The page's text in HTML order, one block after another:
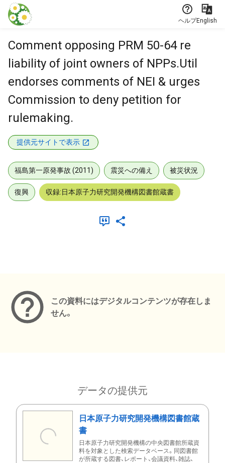
本文に飛ぶ
ヘルプEnglish
Comment opposing PRM 50-64 re
liability of joint owners of NPPs.Util
endorses comments of NEI & urges
Commission to deny petition for
rulemaking.
提供元サイトで表示
福島第一原発事故 (2011) 震災への備え 被災状況
復興 収録:日本原子力研究開発機構図書館蔵書
この資料にはデジタルコンテンツが存在しま
せん。
データの提供元
日本原子力研究開発機構図書館蔵
書
日本原子力研究開発機構の中央図書館所蔵資
料を対象とした検索データベース。同図書館
が所蔵する図書、レポート、会議資料、雑誌、